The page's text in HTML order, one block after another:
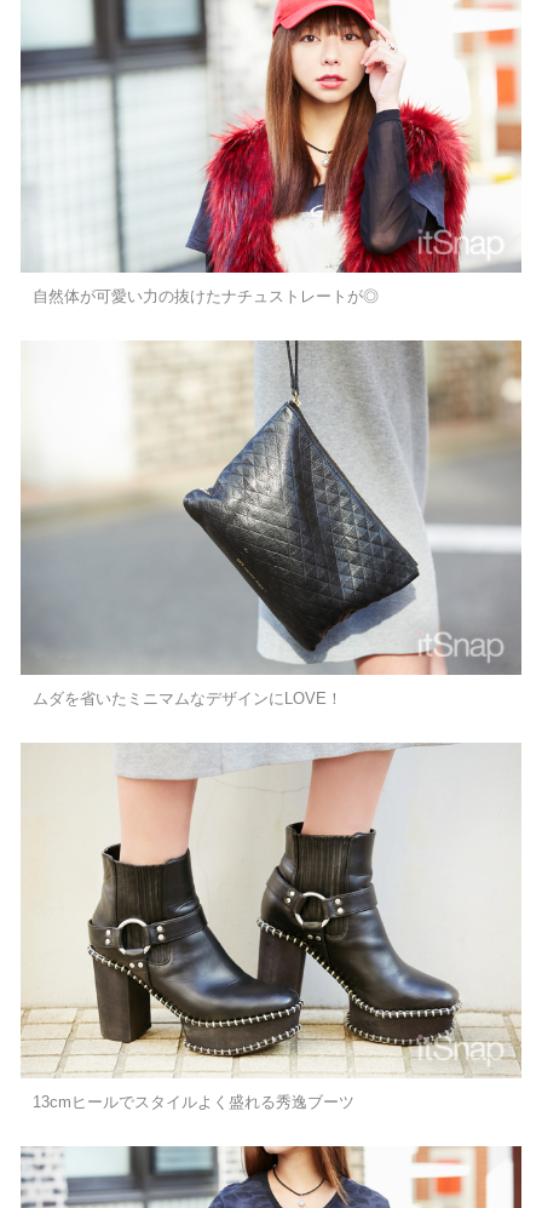
自然体が可愛い力の抜けたナチュストレートが◎
ムダを省いたミニマムなデザインにLOVE！
13cmヒールでスタイルよく盛れる秀逸ブーツ